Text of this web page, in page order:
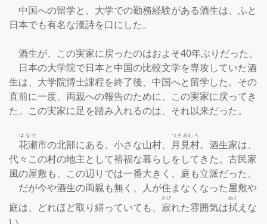
中国への留学と、大学での勤務経験がある酒生は、ふと
日本でも有名な漢詩を口にした。
酒生が、この実家に戻ったのはおよそ40年ぶりだった。
日本の大学院で日本と中国の比較文学を専攻していた酒
生は、大学院博士課程を終了後、中国へと留学した。その
直前に一度、両親への報告のために、この実家に戻ってき
た。この実家に足を踏み入れるのは、それ以来だった。
花瀬
はなせ
市の北部にある、小さな山村、 月見村
つきみむら
。酒生家は、
代々この村の地主として裕福な暮らしをしてきた。古民家
風の屋敷も、この辺りでは一番大きく、庭も立派だった。
だが今や酒生の両親も無く、人が住まなくなった屋敷や
庭は、どれほど取り繕っていても、 寂
さび
れた雰囲気は拭
ぬぐ
えな